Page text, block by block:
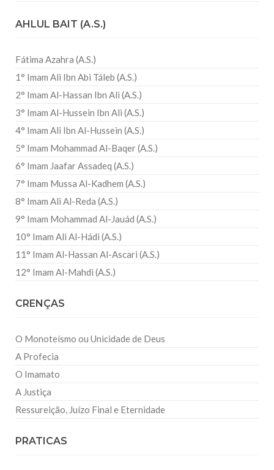
AHLUL BAIT (A.S.)
Fátima Azahra (A.S.)
1° Imam Ali Ibn Abi Táleb (A.S.)
2° Imam Al-Hassan Ibn Ali (A.S.)
3° Imam Al-Hussein Ibn Ali (A.S.)
4° Imam Ali Ibn Al-Hussein (A.S.)
5° Imam Mohammad Al-Baqer (A.S.)
6° Imam Jaafar Assadeq (A.S.)
7° Imam Mussa Al-Kadhem (A.S.)
8° Imam Ali Al-Reda (A.S.)
9° Imam Mohammad Al-Jauád (A.S.)
10° Imam Ali Al-Hádi (A.S.)
11° Imam Al-Hassan Al-Ascari (A.S.)
12° Imam Al-Mahdi (A.S.)
CRENÇAS
O Monoteísmo ou Unicidade de Deus
A Profecia
O Imamato
A Justiça
Ressureição, Juízo Final e Eternidade
PRATICAS